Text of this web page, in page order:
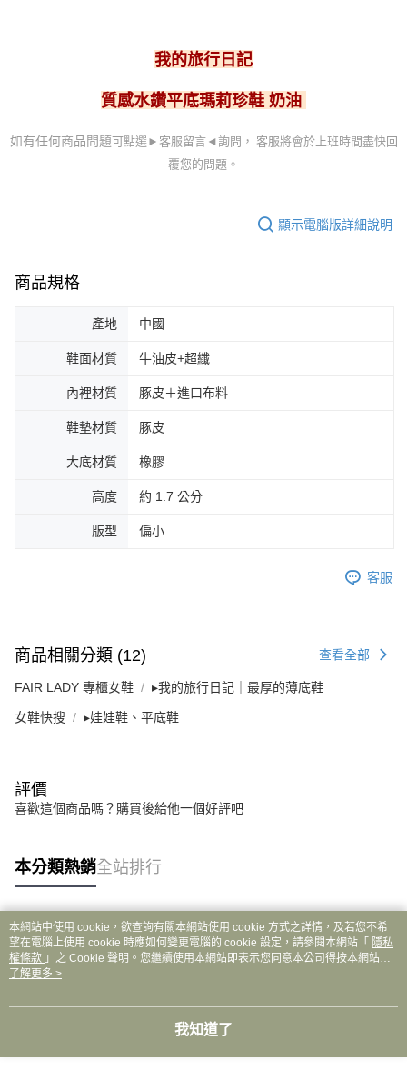
我的旅行日記
質感水鑽平底瑪莉珍鞋 奶油
如有任何商品問題可點選►客服留言◄詢問， 客服將會於上班時間盡快回
覆您的問題。
顯示電腦版詳細說明
商品規格
產地 中國
鞋面材質 牛油皮+超纖
內裡材質 豚皮＋進口布料
鞋墊材質 豚皮
大底材質 橡膠
高度 約 1.7 公分
版型 偏小
客服
商品相關分類 (12) 查看全部
FAIR LADY 專櫃女鞋 ▸我的旅行日記｜最厚的薄底鞋
女鞋快搜 ▸娃娃鞋、平底鞋
評價
喜歡這個商品嗎？購買後給他一個好評吧
本分類熱銷全站排行
熱門標籤
本網站中使用 cookie，欲查詢有關本網站使用 cookie 方式之詳情，及若您不希
望在電腦上使用 cookie 時應如何變更電腦的 cookie 設定，請參閱本網站「 隱私
權條款 」之 Cookie 聲明。您繼續使用本網站即表示您同意本公司得按本網站使
用條款之 Cookie 聲明使用 cookie。
了解更多 >
我知道了